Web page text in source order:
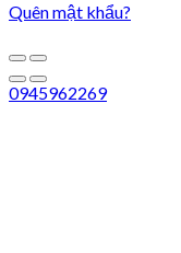
Quên mật khẩu?
0945962269